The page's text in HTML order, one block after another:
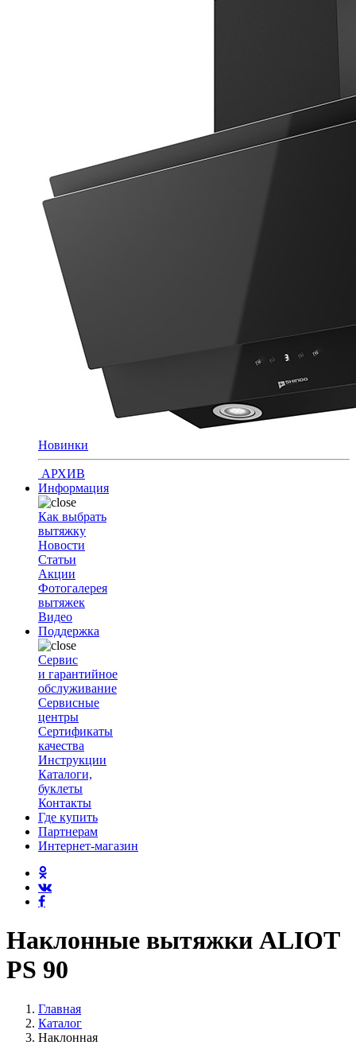
Новинки
АРХИВ
Информация
Как выбрать
вытяжку
Новости
Статьи
Акции
Фотогалерея
вытяжек
Видео
Поддержка
Сервис
и гарантийное
обслуживание
Сервисные
центры
Сертификаты
качества
Инструкции
Каталоги,
буклеты
Контакты
Где купить
Партнерам
Интернет-магазин
Наклонные вытяжки ALIOT
PS 90
Главная
Каталог
Наклонная